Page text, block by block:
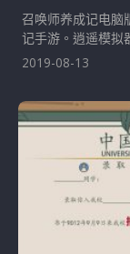
召唤师养成记电脑
记手游。逍遥模拟
2019-08-13